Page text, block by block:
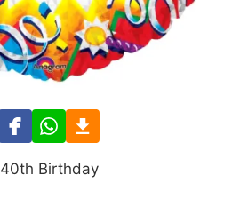
40th Birthday